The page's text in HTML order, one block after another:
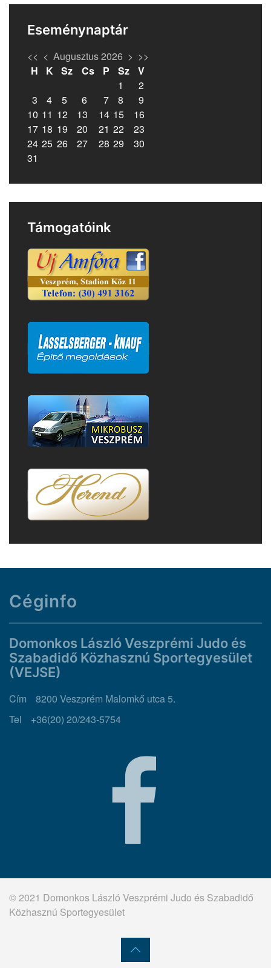
Eseménynaptár
<< < Augusztus 2026 > >>
H
K Sz Cs P Sz
V
1
2
3
4 5 6 7 8
9
10 11 12 13 14 15
16
17 18 19 20 21 22
23
24 25 26 27 28 29
30
31
Támogatóink
Céginfo
Domonkos László Veszprémi Judo és
Szabadidő Közhasznú Sportegyesület
(VEJSE)
Cím
8200 Veszprém Malomkő utca 5.
Tel
+36(20) 20/243-5754
© 2021 Domonkos László Veszprémi Judo és Szabadidő
Közhasznú Sportegyesület